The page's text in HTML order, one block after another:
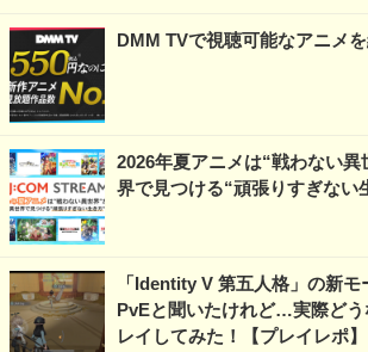
DMM TVで視聴可能なアニメを
2026年夏アニメは“戦わない
界で見つける“頑張りすぎない
「Identity V 第五人格」の新
PvEと聞いたけれど…実際ど
レイしてみた！【プレイレポ】